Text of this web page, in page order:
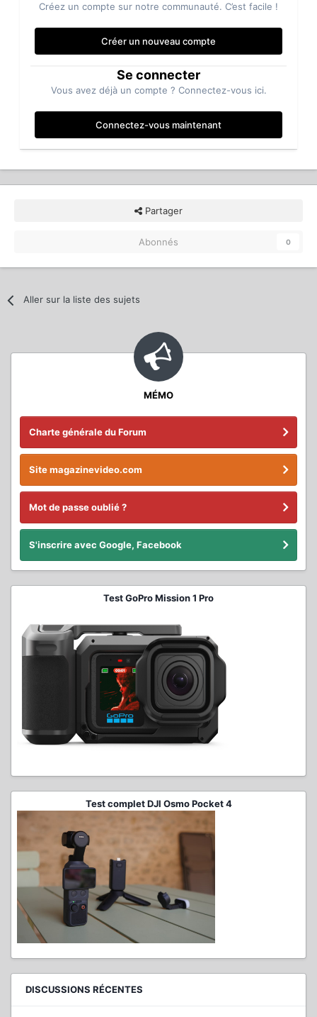
Créez un compte sur notre communauté. C’est facile !
Créer un nouveau compte
Se connecter
Vous avez déjà un compte ? Connectez-vous ici.
Connectez-vous maintenant
Partager
Abonnés 0
Aller sur la liste des sujets
MÉMO
Charte générale du Forum
Site magazinevideo.com
Mot de passe oublié ?
S'inscrire avec Google, Facebook
Test GoPro Mission 1 Pro
Test complet DJI Osmo Pocket 4
DISCUSSIONS RÉCENTES